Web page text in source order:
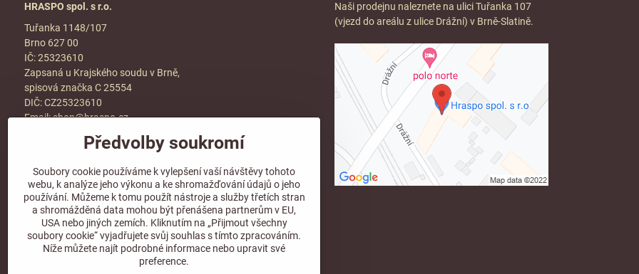
HRASPO spol. s r.o.
Tuřanka 1148/107
Brno 627 00
IČ: 25323610
Zapsaná u Krajského soudu v Brně,
spisová značka C 25554
DIČ: CZ25323610
Email:shop@hraspo.cz
Obchodní podmínky
Více info v sekcikontakt
Sledujte naše sociální sítě!
Naši prodejnu naleznete na ulici Tuřanka 107
(vjezd do areálu z ulice Drážní) v Brně-Slatině.
Předvolby soukromí
Soubory cookie používáme k vylepšení vaší návštěvy tohoto
webu, k analýze jeho výkonu a ke shromažďování údajů o jeho
používání. Můžeme k tomu použít nástroje a služby třetích stran
a shromážděná data mohou být přenášena partnerům v EU,
USA nebo jiných zemích. Kliknutím na „Přijmout všechny
soubory cookie“ vyjadřujete svůj souhlas s tímto zpracováním.
Níže můžete najít podrobné informace nebo upravit své
preference.